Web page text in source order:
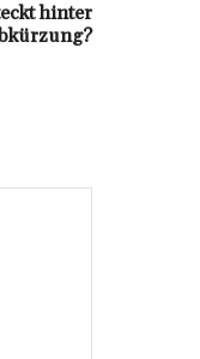
hinter